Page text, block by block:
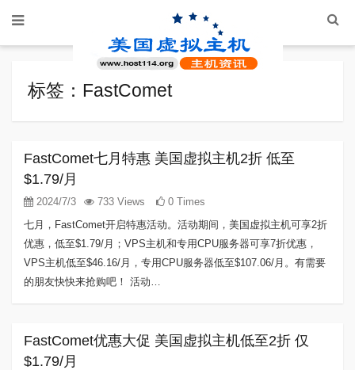
标签：FastComet
FastComet七月特惠 美国虚拟主机2折 低至
$1.79/月
2024/7/3 733 Views
0 Times
七月，FastComet开启特惠活动。活动期间，美国虚拟主机可享2折
优惠，低至$1.79/月；VPS主机和专用CPU服务器可享7折优惠，
VPS主机低至$46.16/月，专用CPU服务器低至$107.06/月。有需要
的朋友快快来抢购吧！ 活动…
FastComet优惠大促 美国虚拟主机低至2折 仅
$1.79/月